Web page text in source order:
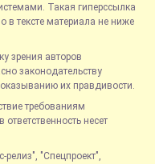
Такая гиперссылка
в тексте материала не ниже
зрения авторов
законодательству
их правдивости.
требованиям
несет
"Спецпроект",